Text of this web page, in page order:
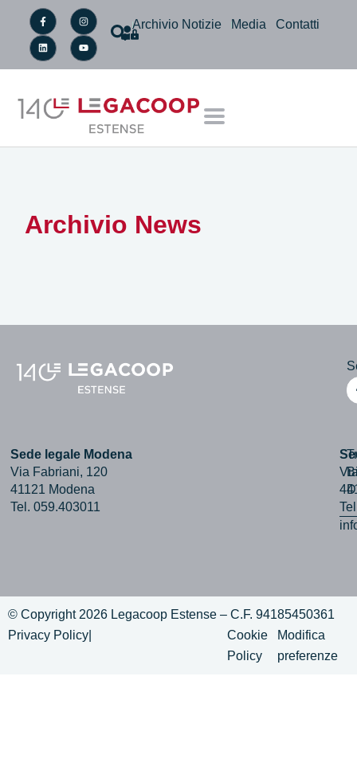
Archivio Notizie Media Contatti
Archivio News
Sede legale Modena
Via Fabriani, 120
41121 Modena
Tel. 059.403011
© Copyright 2026 Legacoop Estense – C.F. 94185450361
Privacy Policy
Cookie
Policy
Modifica
preferenze